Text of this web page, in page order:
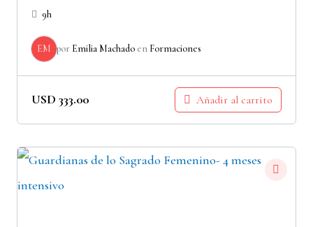
9h
EM por Emilia Machadoen Formaciones
USD 333.00 Añadir al carrito